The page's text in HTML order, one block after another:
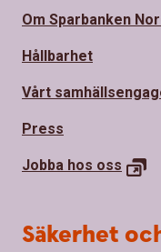
Om Sparbanken
Hållbarhet
Vårt
Press
Jobba hos oss
Säkerhet